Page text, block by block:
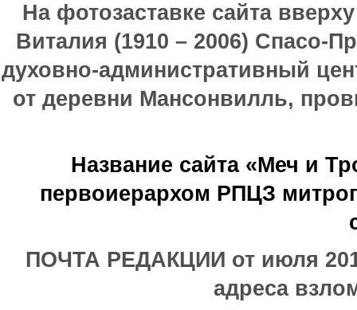
На фотозаставке сайта
Виталия (1910 – 2006) Спасо-
духовно-административный
от деревни Мансонвилль,
Название сайта «Меч и
первоиерархом РПЦЗ
ПОЧТА РЕДАКЦИИ от июля
адреса